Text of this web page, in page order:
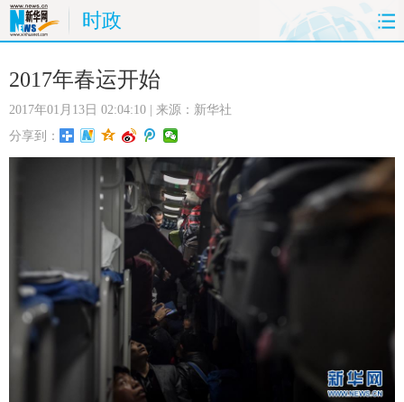
时政
首页 时政
娱乐 体育
时尚 思客 地方 法治
台湾 华人
能源
图片 视频
旅游 健康 信息化
公益 无人机
2017年春运开始
2017年01月13日 02:04:10 | 来源：新华社
分享到：